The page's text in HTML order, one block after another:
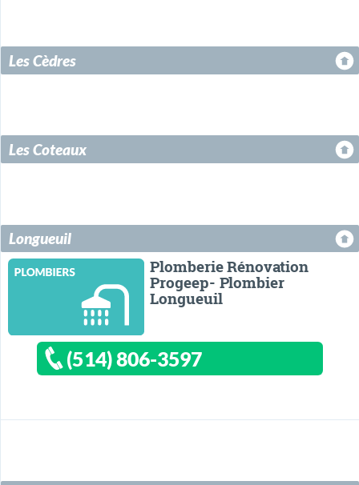
Les Cèdres
Les Coteaux
Longueuil
Plomberie Rénovation
Progeep- Plombier
Longueuil
(514) 806-3597